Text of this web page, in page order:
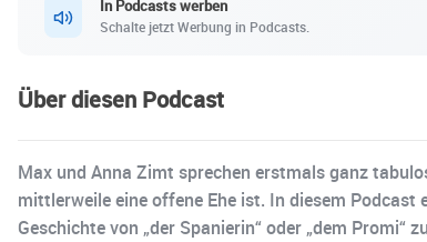
In Podcasts werben
Schalte jetzt Werbung in Podcasts.
Über diesen Podcast
Max und Anna Zimt sprechen erstmals ganz
mittlerweile eine offene Ehe ist. In diesem
Geschichte von „der Spanierin“ oder „dem